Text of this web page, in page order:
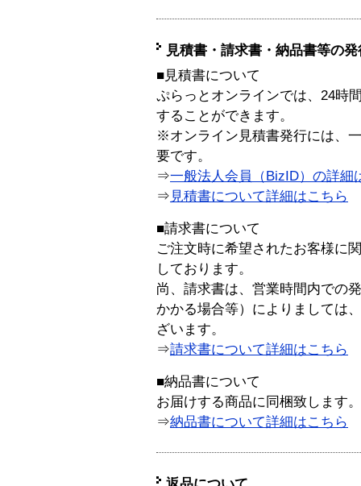
見積書・請求書・納品書等の
■見積書について
ぷらっとオンラインでは、24時
することができます。
※オンライン見積書発行には、
要です。
⇒一般法人会員（BizID）の詳細
⇒ 見積書について詳細はこちら
■請求書について
ご注文時に希望されたお客様に
しております。
尚、請求書は、営業時間内での
かかる場合等）によりましては
ざいます。
⇒請求書について詳細はこちら
■納品書について
お届けする商品に同梱致します。
⇒納品書について詳細はこちら